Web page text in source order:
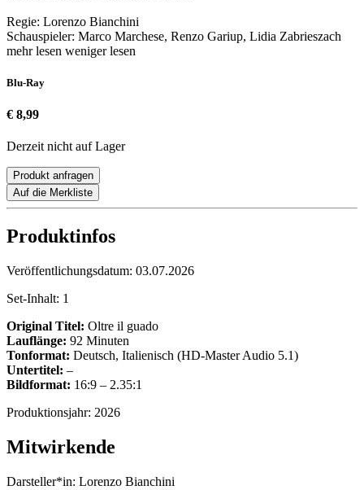
Regie: Lorenzo Bianchini
Schauspieler: Marco Marchese, Renzo Gariup, Lidia Zabrieszach
mehr lesen weniger lesen
Blu-Ray
€ 8,99
Derzeit nicht auf Lager
Produkt anfragen
Auf die Merkliste
Produktinfos
Veröffentlichungsdatum: 03.07.2026
Set-Inhalt: 1
Original Titel: Oltre il guado
Lauflänge: 92 Minuten
Tonformat: Deutsch, Italienisch (HD-Master Audio 5.1)
Untertitel: –
Bildformat: 16:9 – 2.35:1
Produktionsjahr: 2026
Mitwirkende
Darsteller*in: Lorenzo Bianchini